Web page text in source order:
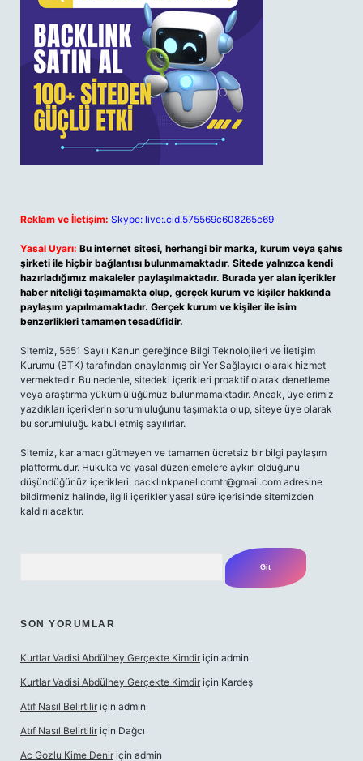
Reklam ve İletişim: Skype: live:.cid.575569c608265c69
Yasal Uyarı: Bu internet sitesi, herhangi bir marka, kurum veya şahıs
şirketi ile hiçbir bağlantısı bulunmamaktadır. Sitede yalnızca kendi
hazırladığımız makaleler paylaşılmaktadır. Burada yer alan içerikler
haber niteliği taşımamakta olup, gerçek kurum ve kişiler hakkında
paylaşım yapılmamaktadır. Gerçek kurum ve kişiler ile isim
benzerlikleri tamamen tesadüfidir.
Sitemiz, 5651 Sayılı Kanun gereğince Bilgi Teknolojileri ve İletişim
Kurumu (BTK) tarafından onaylanmış bir Yer Sağlayıcı olarak hizmet
vermektedir. Bu nedenle, sitedeki içerikleri proaktif olarak denetleme
veya araştırma yükümlülüğümüz bulunmamaktadır. Ancak, üyelerimiz
yazdıkları içeriklerin sorumluluğunu taşımakta olup, siteye üye olarak
bu sorumluluğu kabul etmiş sayılırlar.
Sitemiz, kar amacı gütmeyen ve tamamen ücretsiz bir bilgi paylaşım
platformudur. Hukuka ve yasal düzenlemelere aykırı olduğunu
düşündüğünüz içerikleri, backlinkpanelicomtr@gmail.com adresine
bildirmeniz halinde, ilgili içerikler yasal süre içerisinde sitemizden
kaldırılacaktır.
SON YORUMLAR
Kurtlar Vadisi Abdülhey Gerçekte Kimdir için admin
Kurtlar Vadisi Abdülhey Gerçekte Kimdir için Kardeş
Atıf Nasıl Belirtilir için admin
Atıf Nasıl Belirtilir için Dağcı
Ac Gozlu Kime Denir için admin